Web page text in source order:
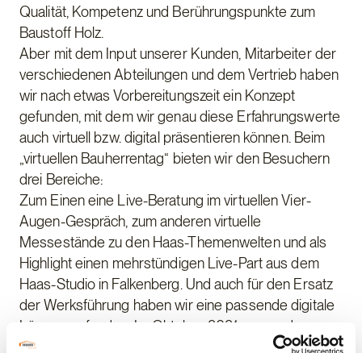
Qualität, Kompetenz und Berührungspunkte zum
Baustoff Holz.
Aber mit dem Input unserer Kunden, Mitarbeiter der
verschiedenen Abteilungen und dem Vertrieb haben
wir nach etwas Vorbereitungszeit ein Konzept
gefunden, mit dem wir genau diese Erfahrungswerte
auch virtuell bzw. digital präsentieren können. Beim
„virtuellen Bauherrentag“ bieten wir den Besuchern
drei Bereiche:
Zum Einen eine Live-Beratung im virtuellen Vier-
Augen-Gespräch, zum anderen virtuelle
Messestände zu den Haas-Themenwelten und als
Highlight einen mehrstündigen Live-Part aus dem
Haas-Studio in Falkenberg. Und auch für den Ersatz
der Werksführung haben wir eine passende digitale
Lösung gefunden. Im Oktober 2021 war es dann so
weit: Die Premiere mit 500 Teilnehmern fand per